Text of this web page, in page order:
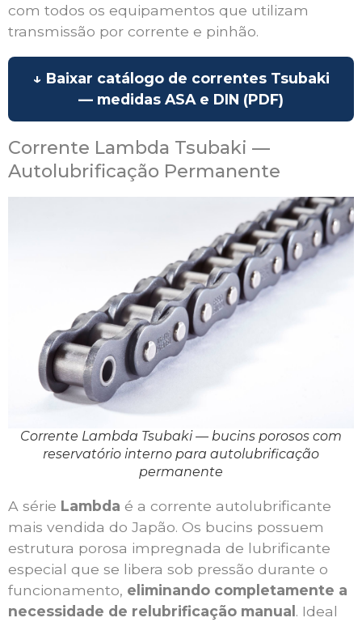
com todos os equipamentos que utilizam
transmissão por corrente e pinhão.
↓ Baixar catálogo de correntes Tsubaki
— medidas ASA e DIN (PDF)
Corrente Lambda Tsubaki —
Autolubrificação Permanente
Corrente Lambda Tsubaki — bucins porosos com
reservatório interno para autolubrificação
permanente
A série Lambda é a corrente autolubrificante
mais vendida do Japão. Os bucins possuem
estrutura porosa impregnada de lubrificante
especial que se libera sob pressão durante o
funcionamento, eliminando completamente a
necessidade de relubrificação manual. Ideal